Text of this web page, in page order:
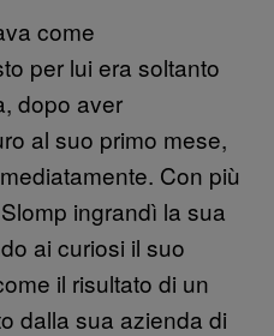
come
per lui era soltanto
dopo aver
al suo primo mese,
Con più
ingrandì la sua
ai curiosi il suo
il risultato di un
dalla sua azienda di